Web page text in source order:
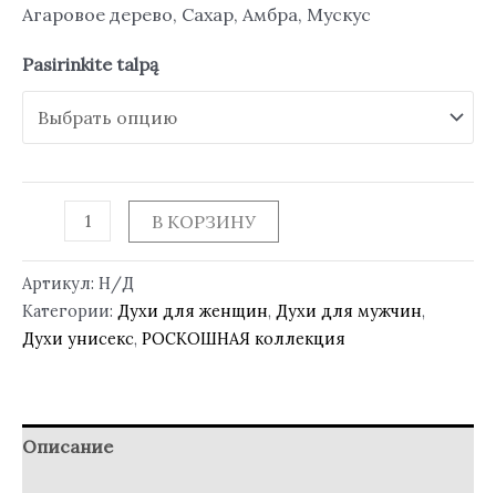
Агаровое дерево, Сахар, Амбра, Мускус
Pasirinkite talpą
В КОРЗИНУ
Артикул: Н/Д
Категории: Духи для женщин, Духи для мужчин,
Духи унисекс, РОСКОШНАЯ коллекция
Описание